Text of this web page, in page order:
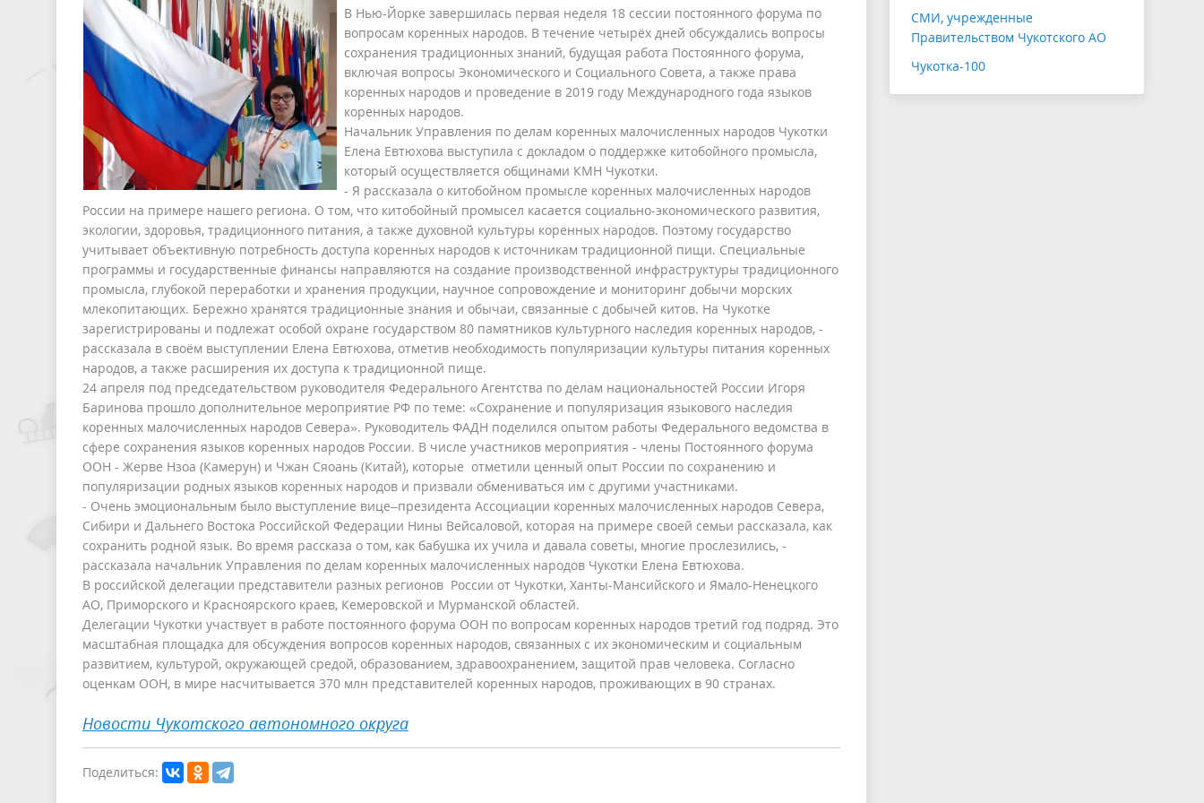
В Нью-Йорке завершилась первая неделя 18 сессии постоянного форума по
вопросам коренных народов. В течение четырёх дней обсуждались вопросы
сохранения традиционных знаний, будущая работа Постоянного форума,
включая вопросы Экономического и Социального Совета, а также права
коренных народов и проведение в 2019 году Международного года языков
коренных народов.
Начальник Управления по делам коренных малочисленных народов Чукотки
Елена Евтюхова выступила с докладом о поддержке китобойного промысла,
который осуществляется общинами КМН Чукотки.
- Я рассказала о китобойном промысле коренных малочисленных народов
России на примере нашего региона. О том, что китобойный промысел касается социально-экономического развития,
экологии, здоровья, традиционного питания, а также духовной культуры коренных народов. Поэтому государство
учитывает объективную потребность доступа коренных народов к источникам традиционной пищи. Специальные
программы и государственные финансы направляются на создание производственной инфраструктуры традиционного
промысла, глубокой переработки и хранения продукции, научное сопровождение и мониторинг добычи морских
млекопитающих. Бережно хранятся традиционные знания и обычаи, связанные с добычей китов. На Чукотке
зарегистрированы и подлежат особой охране государством 80 памятников культурного наследия коренных народов, -
рассказала в своём выступлении Елена Евтюхова, отметив необходимость популяризации культуры питания коренных
народов, а также расширения их доступа к традиционной пище.
24 апреля под председательством руководителя Федерального Агентства по делам национальностей России Игоря
Баринова прошло дополнительное мероприятие РФ по теме: «Сохранение и популяризация языкового наследия
коренных малочисленных народов Севера». Руководитель ФАДН поделился опытом работы Федерального ведомства в
сфере сохранения языков коренных народов России. В числе участников мероприятия - члены Постоянного форума
ООН - Жерве Нзоа (Камерун) и Чжан Сяоань (Китай), которые отметили ценный опыт России по сохранению и
популяризации родных языков коренных народов и призвали обмениваться им с другими участниками.
- Очень эмоциональным было выступление вице–президента Ассоциации коренных малочисленных народов Севера,
Сибири и Дальнего Востока Российской Федерации Нины Вейсаловой, которая на примере своей семьи рассказала, как
сохранить родной язык. Во время рассказа о том, как бабушка их учила и давала советы, многие прослезились, -
рассказала начальник Управления по делам коренных малочисленных народов Чукотки Елена Евтюхова.
В российской делегации представители разных регионов России от Чукотки, Ханты-Мансийского и Ямало-Ненецкого
АО, Приморского и Красноярского краев, Кемеровской и Мурманской областей.
Делегации Чукотки участвует в работе постоянного форума ООН по вопросам коренных народов третий год подряд. Это
масштабная площадка для обсуждения вопросов коренных народов, связанных с их экономическим и социальным
развитием, культурой, окружающей средой, образованием, здравоохранением, защитой прав человека. Согласно
оценкам ООН, в мире насчитывается 370 млн представителей коренных народов, проживающих в 90 странах.
Новости Чукотского автономного округа
Поделиться:
СМИ, учрежденные
Правительством Чукотского АО
Чукотка-100